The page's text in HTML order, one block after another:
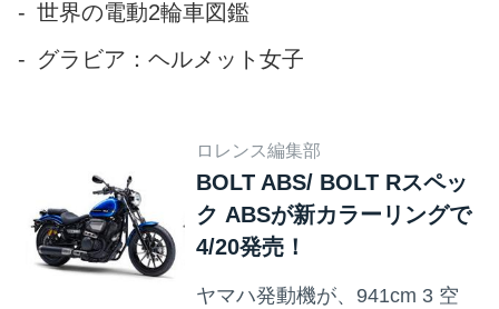
世界の電動2輪車図鑑
グラビア：ヘルメット女子
ロレンス編集部
BOLT ABS/ BOLT Rスペッ
ク ABSが新カラーリングで
4/20発売！
ヤマハ発動機が、941cm 3 空